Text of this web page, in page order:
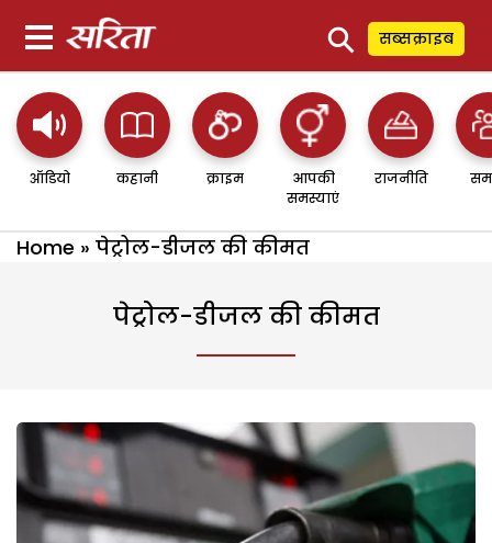
⚲ सब्सक्राइब
ऑडियो कहानी क्राइम
आपकी
समस्याएं
राजनीति
Home » पेट्रोल-डीजल की कीमत
पेट्रोल-डीजल की कीमत